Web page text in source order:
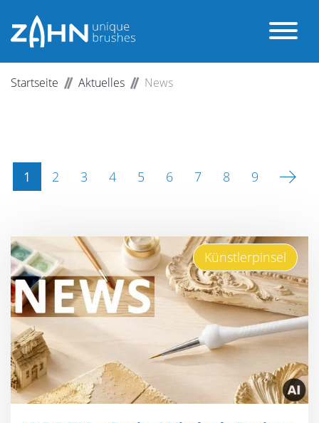
Startseite Aktuelles News
1 2 3 4 5 6 7 8 9
Künstlerpinsel